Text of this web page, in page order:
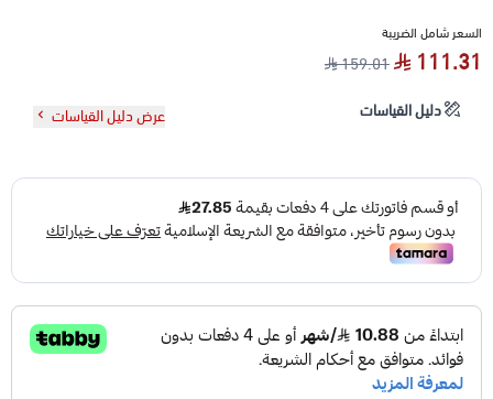
السعر شامل الضريبة
111.31
159.01
دليل القياسات عرض دليل القياسات